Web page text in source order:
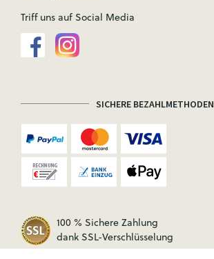
Triff uns auf Social Media
SICHERE BEZAHLMETHODEN
100 % Sichere Zahlung
dank SSL-Verschlüsselung